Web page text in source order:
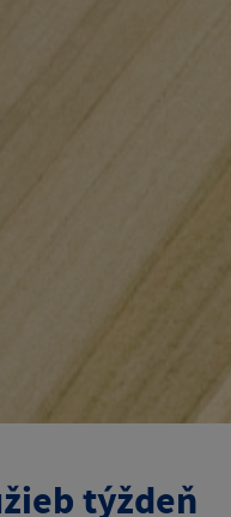
týždeň